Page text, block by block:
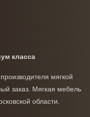
класса
мягкой
заказ. Мягкая мебель
области.